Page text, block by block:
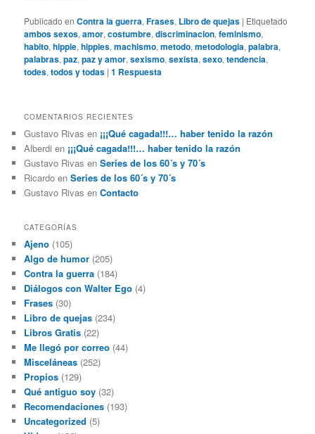
Publicado en Contra la guerra,Frases, Libro de quejas | Etiquetado
ambos sexos,amor,costumbre,discriminacion,feminismo,
habito,hippie,hippies,machismo,metodo,metodologia,palabra,
palabras,paz,paz y amor,sexismo,sexista,sexo,tendencia,
todes,todos y todas |1 Respuesta
COMENTARIOS RECIENTES
Gustavo Rivas en ¡¡¡Qué cagada!!!… haber tenido la razón
Alberdi en ¡¡¡Qué cagada!!!… haber tenido la razón
Gustavo Rivas enSeries de los 60´s y 70´s
Ricardo enSeries de los 60´s y 70´s
Gustavo Rivas enContacto
CATEGORÍAS
Ajeno (105)
Algo de humor (205)
Contra la guerra (184)
Diálogos con Walter Ego (4)
Frases (30)
Libro de quejas (234)
Libros Gratis (22)
Me llegó por correo (44)
Misceláneas (252)
Propios (129)
Qué antiguo soy (32)
Recomendaciones (193)
Uncategorized (5)